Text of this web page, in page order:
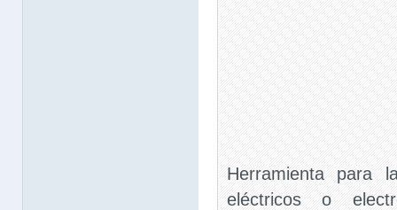
Herramienta para
eléctricos o